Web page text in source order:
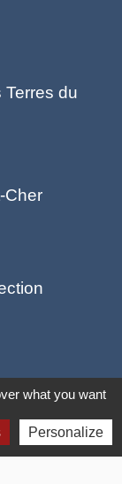
du
Cher
-
what you want
Personalize